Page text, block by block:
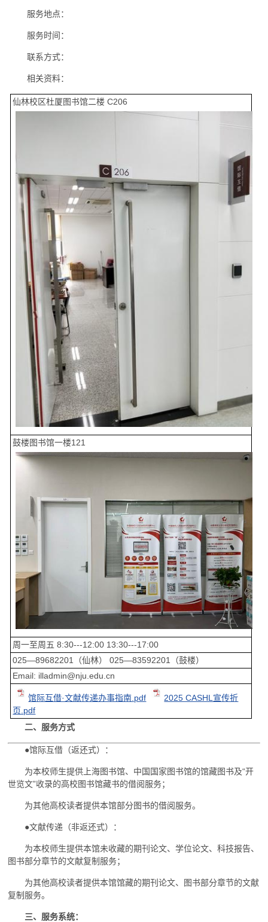
服务地点：
服务时间：
联系方式：
相关资料：
仙林校区杜厦图书馆二楼 C206
鼓楼图书馆一楼121
周一至周五 8:30---12:00 13:30---17:00
025—89682201（仙林） 025—83592201（鼓楼）
Email: illadmin@nju.edu.cn
馆际互借·文献传递办事指南.pdf
2025 CASHL宣传折
页.pdf
二、服务方式
●馆际互借（返还式）：
为本校师生提供上海图书馆、中国国家图书馆的馆藏图书及“开
世览文”收录的高校图书馆藏书的借阅服务；
为其他高校读者提供本馆部分图书的借阅服务。
●文献传递（非返还式）：
为本校师生提供本馆未收藏的期刊论文、学位论文、科技报告、
图书部分章节的文献复制服务；
为其他高校读者提供本馆馆藏的期刊论文、图书部分章节的文献
复制服务。
三、服务系统：